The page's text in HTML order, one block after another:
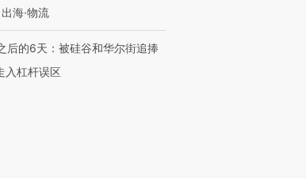
马航飞行员跨国走私7万
粒摇头丸 尿检体内含3种
视线｜被称为“蟑螂”的印
海·物流
后的6天：被硅谷和华尔街追捧
入杠杆误区